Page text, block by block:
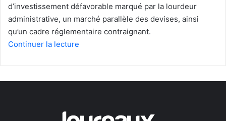
d’investissement défavorable marqué par la lourdeur
administrative, un marché parallèle des devises, ainsi
qu’un cadre réglementaire contraignant.
Continuer la lecture